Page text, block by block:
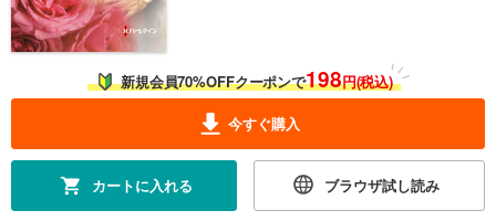
新規会員70%OFFクーポンで198円(税込)
今すぐ購入
カートに入れる ブラウザ試し読み